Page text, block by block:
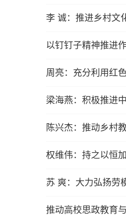
李 诚：推进乡村文
以钉钉子精神推进
周亮：充分利用红
梁海燕：积极推进
陈兴杰：推动乡村
权维伟：持之以恒
苏 爽：大力弘扬劳
推动高校思政教育